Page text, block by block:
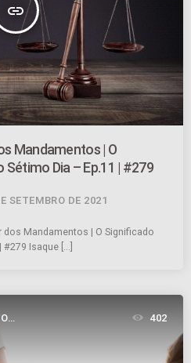
insert_link
Mandamentos | O
Dia – Ep.11 | #279
SETEMBRO DE 2021
dos Mandamentos | O Significado
#279 Isaque […]
402